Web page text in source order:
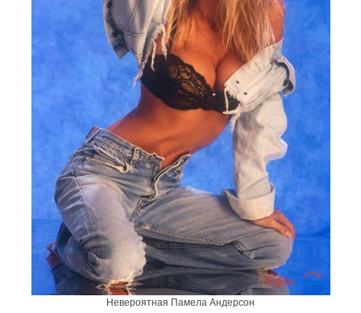
Невероятная Памела Андерсон